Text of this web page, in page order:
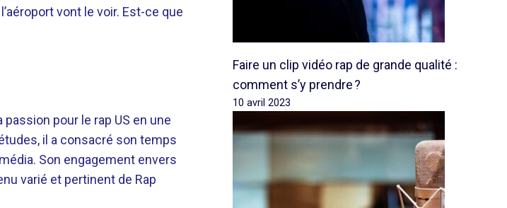
vont le voir. Est-ce que
pour le rap US en une
il a consacré son temps
Son engagement envers
varié et pertinent de Rap
Faire un clip vidéo rap de grande qualité :
comment s’y prendre ?
10 avril 2023